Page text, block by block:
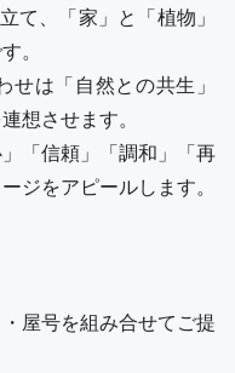
て、「家」と「植物」
。
は「自然との共生」
想させます。
「信頼」「調和」「再
ジをアピールします。
屋号を組み合せてご提